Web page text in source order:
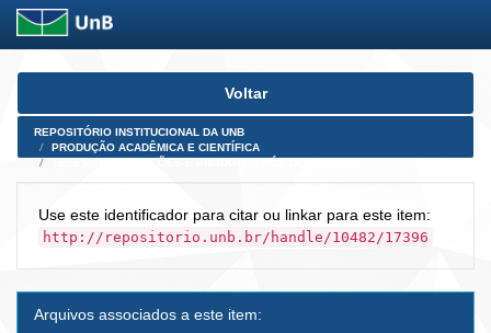
Skip
Voltar
REPOSITÓRIO INSTITUCIONAL DA UNB
PRODUÇÃO ACADÊMICA E CIENTÍFICA
Use este identificador para citar ou linkar para este item:
http://repositorio.unb.br/handle/10482/17396
Arquivos associados a este item: